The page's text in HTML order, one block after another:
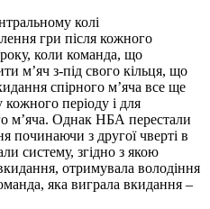
колі
гри після кожного
коли команда, що
м’яч з-під свого кільця, що
спірного м’яча все ще
періоду і для
м’яча. Однак НБА перестали
починаючи з другої чверті в
систему, згідно з якою
отримувала володіння
яка виграла вкидання –